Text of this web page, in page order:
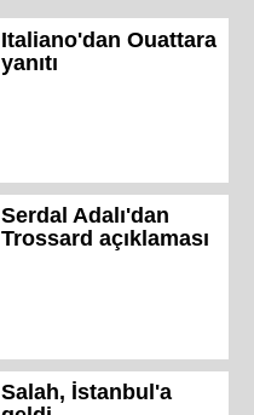
Italiano'dan Ouattara
yanıtı
Serdal Adalı'dan
Trossard açıklaması
Salah, İstanbul'a